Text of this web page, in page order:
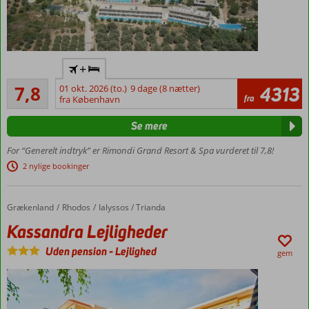
at
finde
den
perfekte
hvis
du
vil
nyde
afslappende
solen
af
din
ferie
Grækenland.
område på
stranden
med gratis
shuttleservice
værelser
med
plads til
4
for privat
pool
udsigt
7,8
Godt
28
anmeldelser
+
01 okt. 2026 (to.) 9 dage (8 nætter)
fra København
fra 4313
For “Generelt indtryk” er Rimondi Grand Resort & Spa vurderet til 7,8!
2 nylige bookinger
Se mere
Forside
Grækenland Rhodos Ialyssos / Trianda
Kassandra Lejligheder
Kassandra Lejligheder
Uden pension-Lejlighed gem